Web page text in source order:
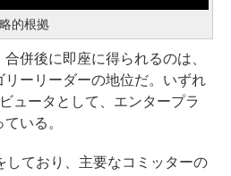
的根拠
併後に即座に得られるのは、
ーリーダーの地位だ。いずれ
ュータとして、エンタープラ
いる。
ており、主要なコミッターの